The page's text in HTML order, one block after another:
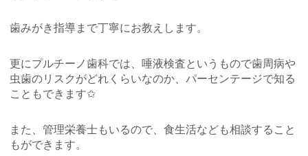
歯みがき指導まで丁寧にお教えします。
更にプルチーノ歯科では、唾液検査というもので歯周病や
虫歯のリスクがどれくらいなのか、パーセンテージで知る
こともできます✩
また、管理栄養士もいるので、食生活なども相談すること
もができます。